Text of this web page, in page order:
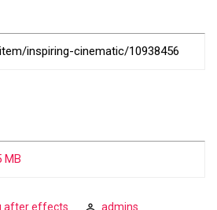
inspiring-cinematic/10938456
MB
after effects admins